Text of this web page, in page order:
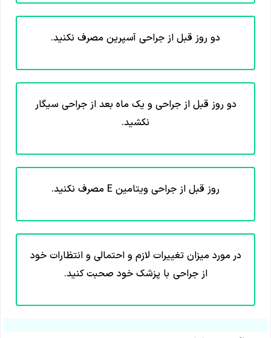
دو روز قبل از جراحی آسپرین مصرف نکنید.
دو روز قبل از جراحی و یک ماه بعد از جراحی سیگار
نکشید.
روز قبل از جراحی ویتامین E مصرف نکنید.
در مورد میزان تغییرات لازم و احتمالی و انتظارات خود
از جراحی با پزشک خود صحبت کنید.